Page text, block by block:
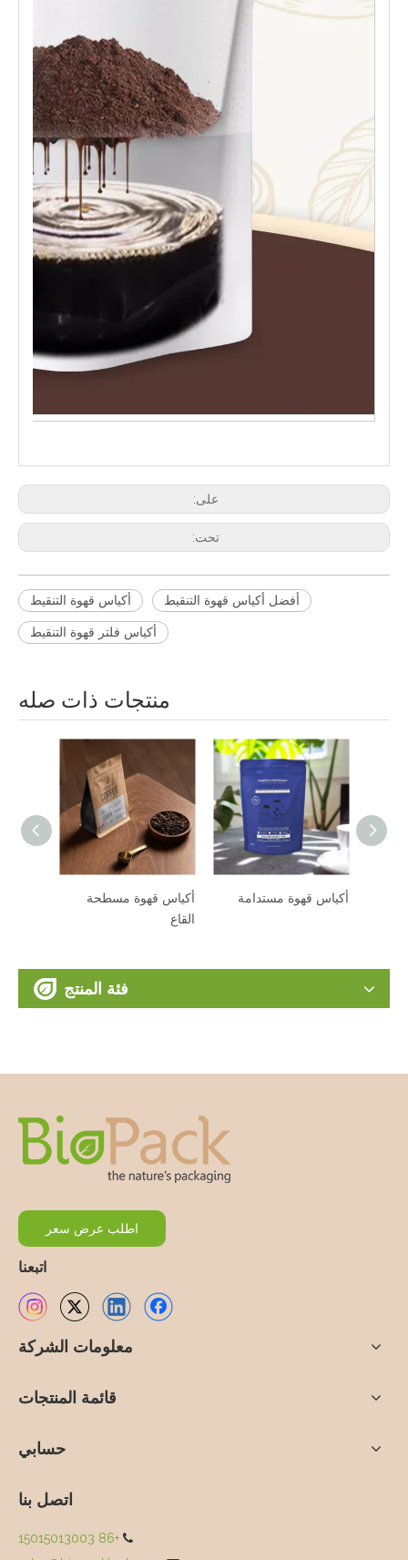
على:
تحت:
أكياس قهوة التنقيط أفضل أكياس قهوة التنقيط
أكياس فلتر قهوة التنقيط
منتجات ذات صله
أكياس قهوة مسطحة
أكياس قهوة مستدامة قابلة للتحلل
فئة المنتج
اطلب عرض سعر
اتبعنا
معلومات الشركة
قائمة المنتجات
حسابي
اتصل بنا

+86 15015013003